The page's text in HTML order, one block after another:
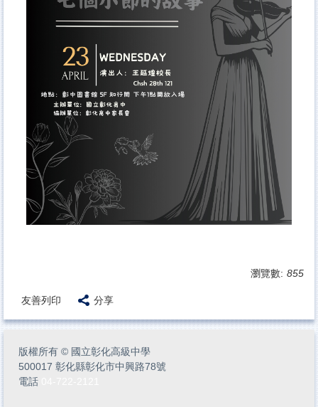
瀏覽數: 855
友善列印 分享
版權所有 © 國立彰化高級中學
500017 彰化縣彰化市中興路78號
電話